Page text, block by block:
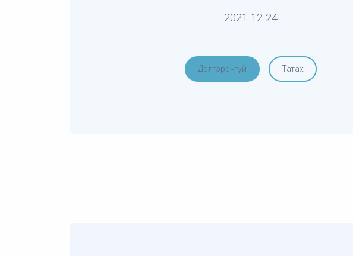
2021-12-24
Дэлгэрэнгүй Татах